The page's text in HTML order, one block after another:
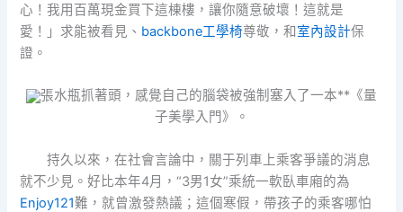
心！我用百萬現金買下這棟樓，讓你隨意破壞！這就是
愛！」求能被看見、 backbone工學椅尊敬，和室內設計保
證。
張水瓶抓著頭，感覺自己的腦袋被強制塞入了一本**《量
子美學入門》。
持久以來，在社會言論中，關于列車上乘客爭議的消息
就不少見。好比本年4月，“3男1女”乘統一軟臥車廂的為
Enjoy121難，就曾激發熱議；這個寒假，帶孩子的乘客哪怕